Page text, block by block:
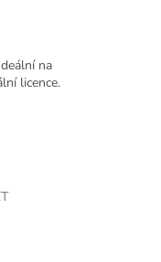
na
licence.